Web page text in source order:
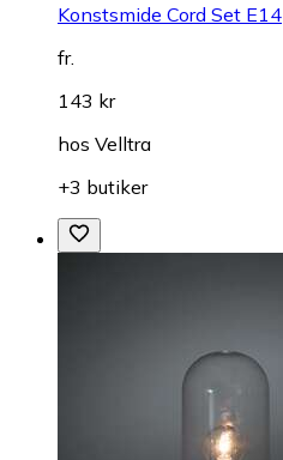
Konstsmide Cord Set E14
fr.
143 kr
hos Velltra
+3 butiker